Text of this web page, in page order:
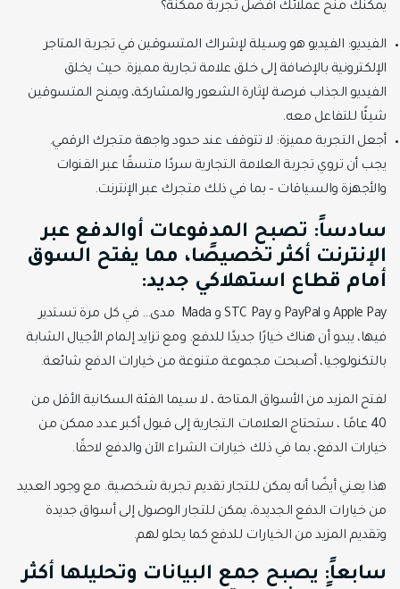
يمكنك منح عملائك أفضل تجربة ممكنة؟
الفيديو: الفيديو هو وسيلة لإشراك المتسوقين في تجربة المتاجر
الإلكترونية بالإضافة إلى خلق علامة تجارية مميزة. حيث يخلق
الفيديو الجذاب فرصة لإثارة الشعور والمشاركة، ويمنح المتسوقين
شيئًا للتفاعل معه.
أجعل التجربة مميزة: لا تتوقف عند حدود واجهة متجرك الرقمي.
يجب أن تروي تجربة العلامة التجارية سردًا متسقًا عبر القنوات
والأجهزة والسياقات – بما في ذلك متجرك عبر الإنترنت.
سادساً: تصبح المدفوعات أوالدفع عبر
الإنترنت أكثر تخصيصًا، مما يفتح السوق
أمام قطاع استهلاكي جديد:
Apple Pay و PayPal و STC Pay و Mada مدى… في كل مرة تستدير
فيها، يبدو أن هناك خيارًا جديدًا للدفع. ومع تزايد إلمام الأجيال الشابة
بالتكنولوجيا، أصبحت مجموعة متنوعة من خيارات الدفع شائعة.
لفتح المزيد من الأسواق المتاحة ، لا سيما الفئة السكانية الأقل من
40 عامًا ، ستحتاج العلامات التجارية إلى قبول أكبر عدد ممكن من
خيارات الدفع، بما في ذلك خيارات الشراء الآن والدفع لاحقًا.
هذا يعني أيضًا أنه يمكن للتجار تقديم تجربة شخصية. مع وجود العديد
من خيارات الدفع الجديدة، يمكن للتجار الوصول إلى أسواق جديدة
وتقديم المزيد من الخيارات للدفع كما يحلو لهم.
سابعاً: يصبح جمع البيانات وتحليلها أكثر